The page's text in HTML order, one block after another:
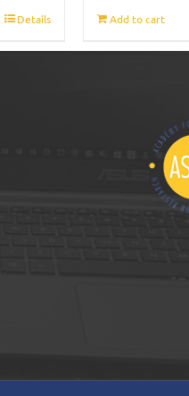
Details Add to cart